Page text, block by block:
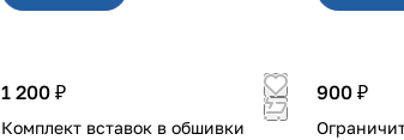
1 200 ₽
Комплект вставок в обшивки
900 ₽